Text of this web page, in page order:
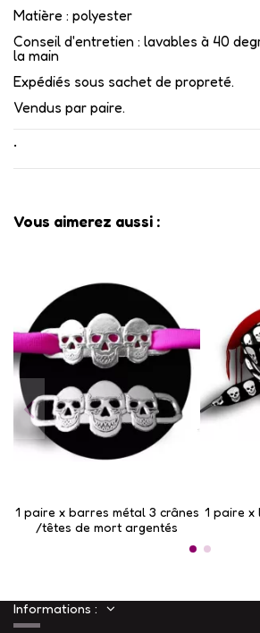
Matière : polyester
Conseil d'entretien : lavables à 40
la main
Expédiés sous sachet de propreté.
Vendus par paire.
•
Vous aimerez aussi :
1 paire x ​barres métal 3 crânes
/têtes de mort argentés
1 paire x
Informations :